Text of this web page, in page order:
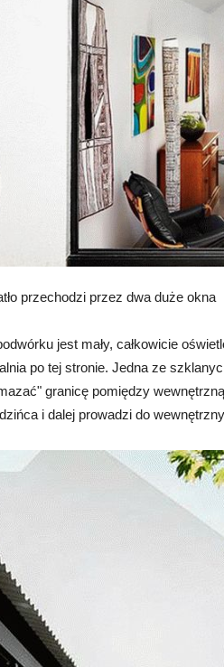
przechodzi przez dwa duże okna
jest mały, całkowicie
po tej stronie. Jedna ze
granicę pomiędzy
i dalej prowadzi do